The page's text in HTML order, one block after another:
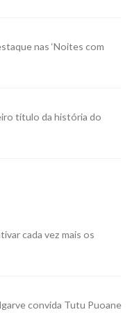
nas ‘Noites com
título da história do
cada vez mais os
convida Tutu Puoane